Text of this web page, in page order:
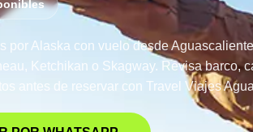
por Alaska con vuelo desde
Ketchikan o Skagway. Revisa barco,
antes de reservar con Travel Viajes